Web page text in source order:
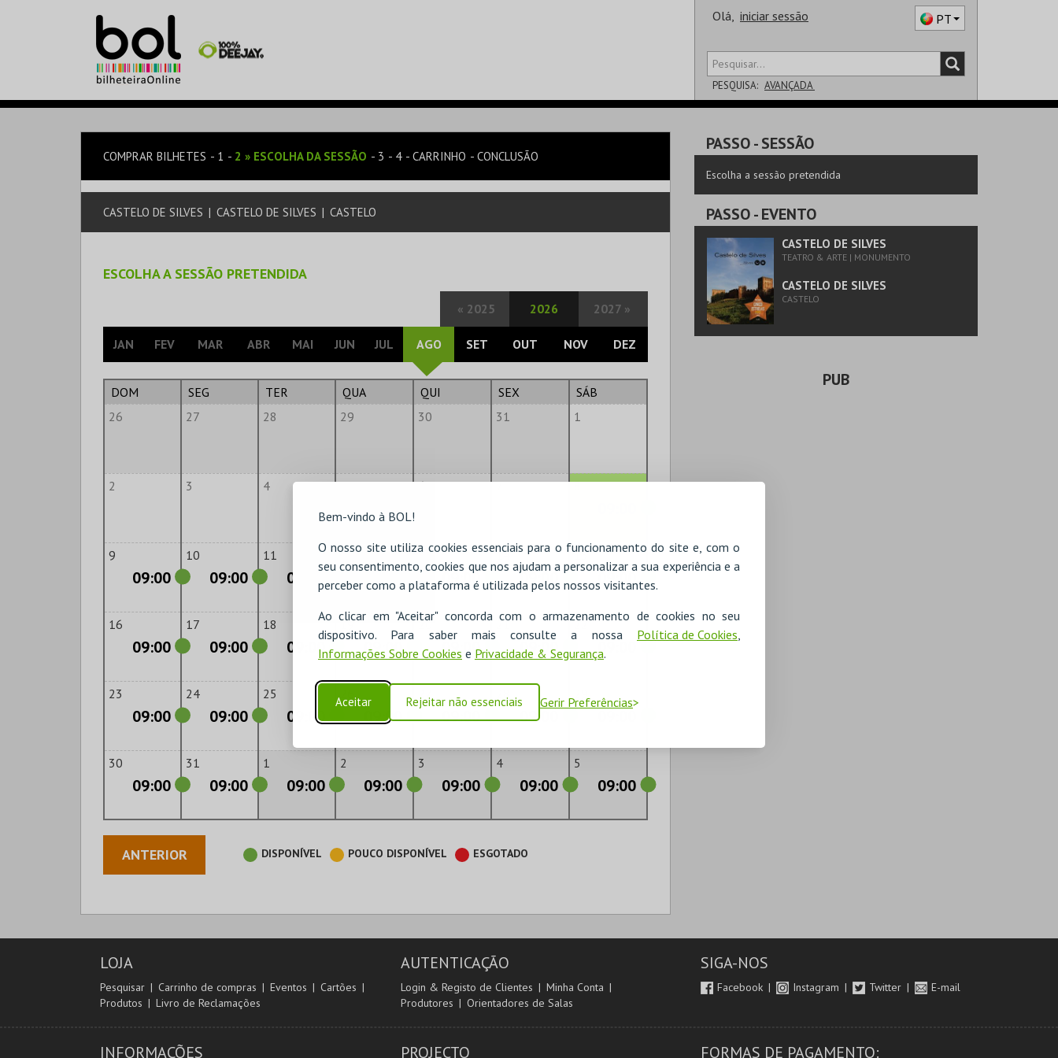
Bem-vindo à BOL!
O nosso site utiliza cookies essenciais para o funcionamento do site e, com o
seu consentimento, cookies que nos ajudam a personalizar a sua experiência e a
perceber como a plataforma é utilizada pelos nossos visitantes.
Ao clicar em "Aceitar" concorda com o armazenamento de cookies no seu
dispositivo. Para saber mais consulte a nossa Política de Cookies,
Informações Sobre Cookies e Privacidade & Segurança.
Aceitar Rejeitar não essenciais Gerir Preferências
Olá, iniciar sessão PT
PESQUISA: AVANÇADA
COMPRAR BILHETES 1 2 » ESCOLHA DA SESSÃO 3 4 CARRINHO CONCLUSÃO
CASTELO DE SILVES | CASTELO DE SILVES | CASTELO
ESCOLHA A SESSÃO PRETENDIDA
« 2025 2026 2027 »
JAN FEV MAR ABR MAI JUN JUL AGO SET OUT NOV DEZ
DOM SEG TER QUA QUI SEX
SÁB
26
27 28 29 30 31 1
2 3 4 5 6 7 8
9
09:00
10
09:00
11
09:00
12
09:00
13
09:00
14
09:00
15
09:00
16
09:00
17
09:00
18
09:00
19
09:00
20
09:00
21
09:00
22
09:00
23
09:00
24
09:00
25
09:00 09:00
27
09:00
28
09:00
30
09:00
31
09:00
1
09:00
2
09:00
3
09:00
4
09:00
5
09:00
ANTERIOR DISPONÍVEL POUCO DISPONÍVEL ESGOTADO
PASSO- SESSÃO
Escolha a sessão pretendida
PASSO- EVENTO
CASTELO DE SILVES
TEATRO & ARTE | MONUMENTO
CASTELO DE SILVES
CASTELO
PUB
LOJA
Pesquisar Carrinho de compras Eventos
Cartões
Produtos
Livro de Reclamações
AUTENTICAÇÃO
Login & Registo de Clientes
Minha Conta
Produtores
Orientadores de Salas
SIGA-NOS
Facebook Instagram Twitter E-mail
INFORMAÇÕES PROJECTO FORMAS DE PAGAMENTO: